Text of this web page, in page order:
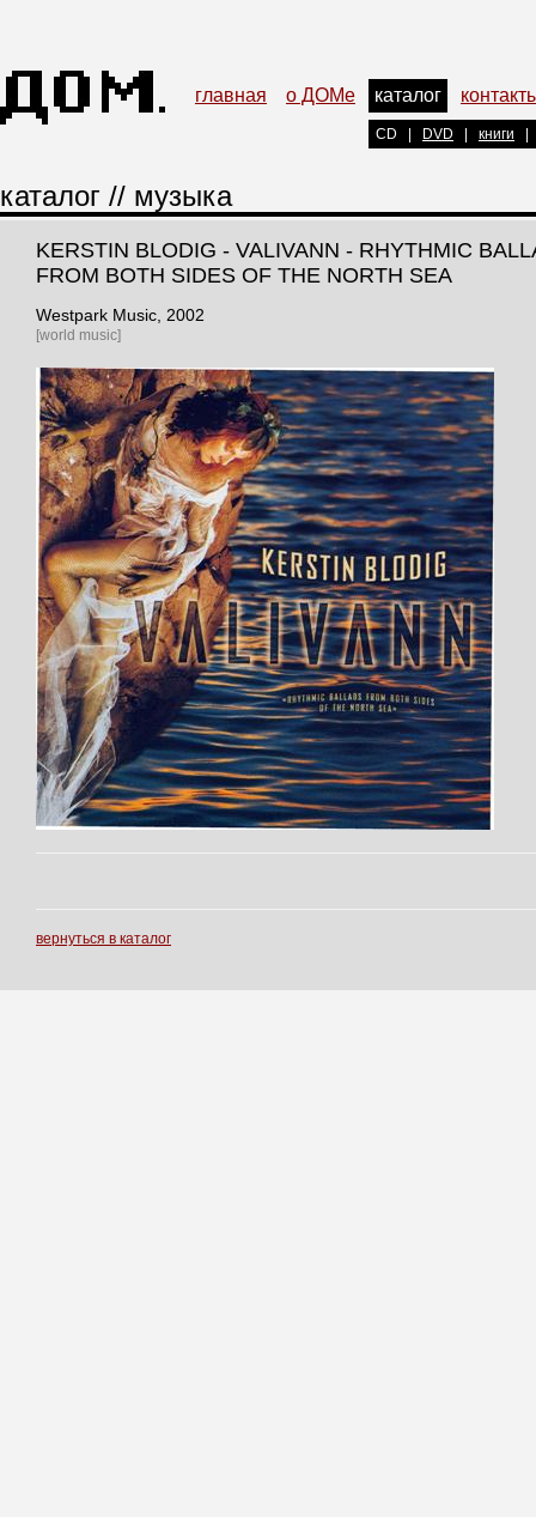
главная о ДОМе каталог
CD DVD книги
каталог // музыка
KERSTIN BLODIG - VALIVANN - RHYTHMIC
FROM BOTH SIDES OF THE NORTH SEA
Westpark Music , 2002
[world music]
вернуться в каталог